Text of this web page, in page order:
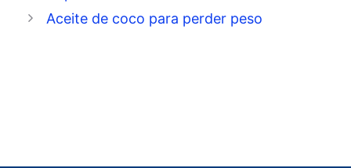
Aceite de coco para perder peso